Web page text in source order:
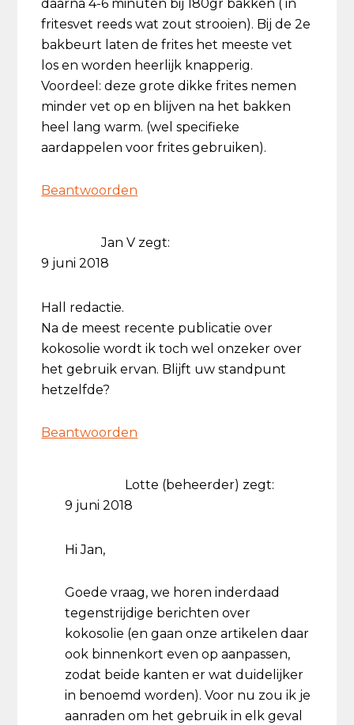
daarna 4-6 minuten bij 180gr bakken ( in
fritesvet reeds wat zout strooien). Bij de 2e
bakbeurt laten de frites het meeste vet
los en worden heerlijk knapperig.
Voordeel: deze grote dikke frites nemen
minder vet op en blijven na het bakken
heel lang warm. (wel specifieke
aardappelen voor frites gebruiken).
Beantwoorden
Jan V zegt:
9 juni 2018
Hall redactie.
Na de meest recente publicatie over
kokosolie wordt ik toch wel onzeker over
het gebruik ervan. Blijft uw standpunt
hetzelfde?
Beantwoorden
Lotte (beheerder) zegt:
9 juni 2018
Hi Jan,
Goede vraag, we horen inderdaad
tegenstrijdige berichten over
kokosolie (en gaan onze artikelen daar
ook binnenkort even op aanpassen,
zodat beide kanten er wat duidelijker
in benoemd worden). Voor nu zou ik je
aanraden om het gebruik in elk geval